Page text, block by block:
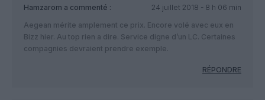
Hamzarom a commenté :
24 juillet 2018 - 8 h 06 min
Aegean mérite amplement ce prix. Encore volé avec eux en
Bizz hier. Au top rien a dire. Service digne d’un LC. Certaines
compagnies devraient prendre exemple.
RÉPONDRE